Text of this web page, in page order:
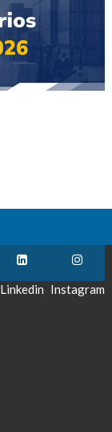
Linkedin Instagram